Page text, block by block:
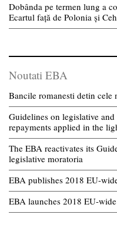
Dobânda pe termen lung a
Ecartul față de Polonia și
Noutati EBA
Bancile romanesti detin
Guidelines on legislative
repayments applied in the
The EBA reactivates its
legislative moratoria
EBA publishes 2018 EU-
EBA launches 2018 EU-